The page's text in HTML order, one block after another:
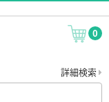
0
詳細検索